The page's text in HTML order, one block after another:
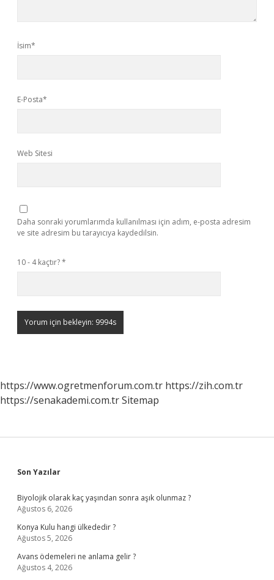
İsim*
E-Posta*
Web Sitesi
Daha sonraki yorumlarımda kullanılması için adım, e-posta adresim
ve site adresim bu tarayıcıya kaydedilsin.
10 - 4 kaçtır?*
https://www.ogretmenforum.com.tr https://zih.com.tr
https://senakademi.com.trSitemap
Sidebar
Son Yazılar
Biyolojik olarak kaç yaşından sonra aşık olunmaz ?
Ağustos 6, 2026
Konya Kulu hangi ülkededir ?
Ağustos 5, 2026
Avans ödemeleri ne anlama gelir ?
Ağustos 4, 2026